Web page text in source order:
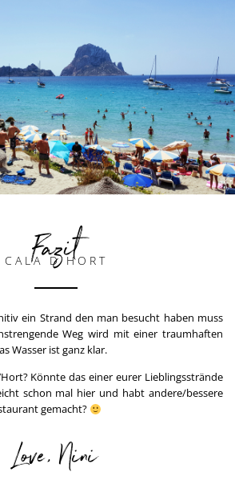
Fazit
CALA D'HORT
ein Strand den man besucht haben muss
Weg wird mit einer traumhaften
Wasser ist ganz klar.
Könnte das einer eurer Lieblingsstrände
schon mal hier und habt andere/bessere
gemacht?
Love, Nini